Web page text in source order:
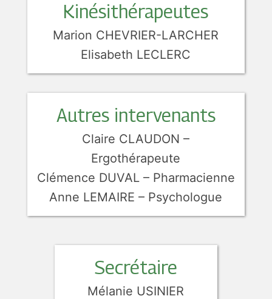
Kinésithérapeutes
Marion CHEVRIER-LARCHER
Elisabeth LECLERC
Autres intervenants
Claire CLAUDON –
Ergothérapeute
Clémence DUVAL – Pharmacienne
Anne LEMAIRE – Psychologue
Secrétaire
Mélanie USINIER